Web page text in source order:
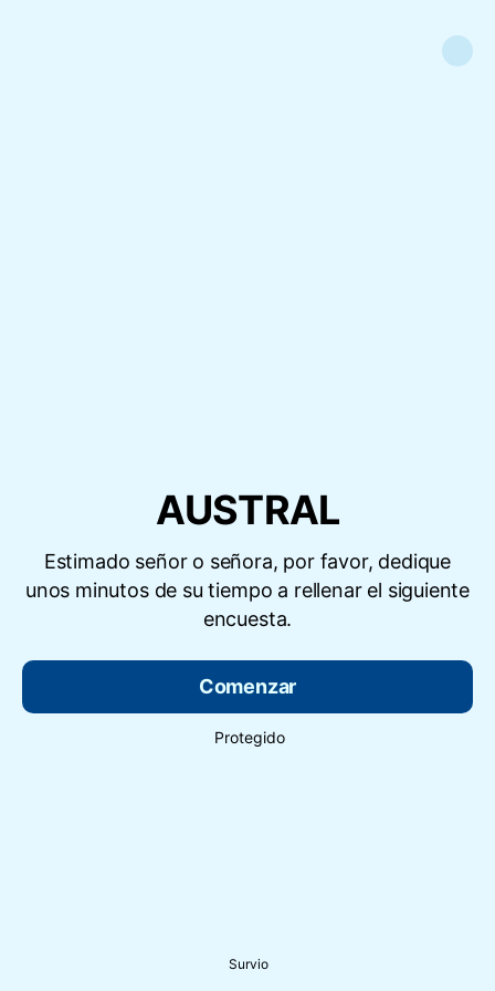
AUSTRAL
Estimado señor o señora, por favor, dedique
unos minutos de su tiempo a rellenar el siguiente
encuesta.
Comenzar
Protegido
Survio